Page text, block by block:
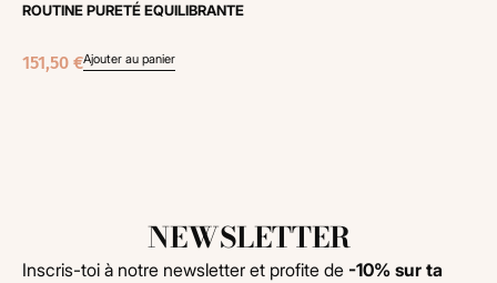
ROUTINE PURETÉ EQUILIBRANTE
151,50 €Ajouter au panier
NEWSLETTER
Inscris-toi à notre newsletter et profite de -10% sur ta